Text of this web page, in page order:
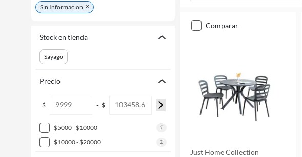
Sin Informacion
Stock en tienda
Sayago
Precio
$ - $
$5000 - $10000
1
$10000 - $20000
1
comparar
Just Home Collection